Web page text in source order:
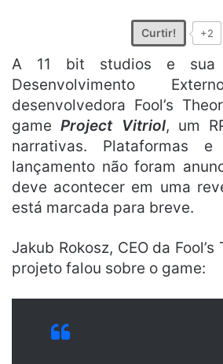
Curtir! +2
A 11 bit studios e sua
Desenvolvimento
desenvolvedora Fool’s
gameProject Vitriol, um
narrativas. Plataformas
lançamento não foram
deve acontecer em uma
está marcada para breve.
Jakub Rokosz, CEO da
projeto falou sobre o game: